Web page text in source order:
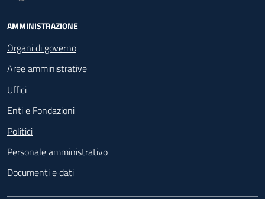
Footer - Navigazione
AMMINISTRAZIONE
Organi di governo
Aree amministrative
Uffici
Enti e Fondazioni
Politici
Personale amministrativo
Documenti e dati